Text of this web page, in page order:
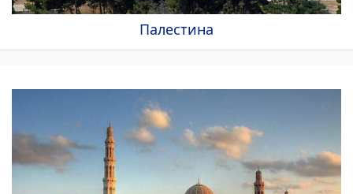
Палестина